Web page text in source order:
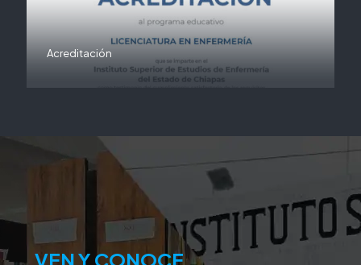
Acreditación
VEN Y CONOCE